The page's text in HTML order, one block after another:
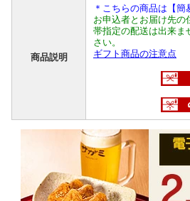
商品説明
＊こちらの商品は【簡
お申込者とお届け先の
帯指定の配送は出来ま
さい。
ギフト商品の注意点